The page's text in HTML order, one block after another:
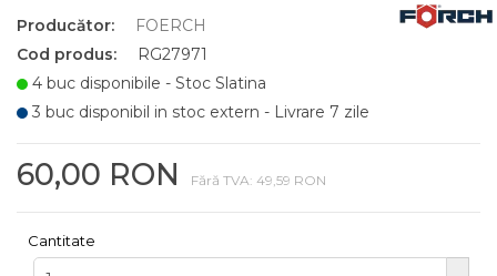
Producător:
FOERCH
Cod produs:
RG27971
4 buc disponibile - Stoc Slatina
3 buc disponibil in stoc extern - Livrare 7 zile
60,00 RON Fără TVA: 49,59 RON
Cantitate